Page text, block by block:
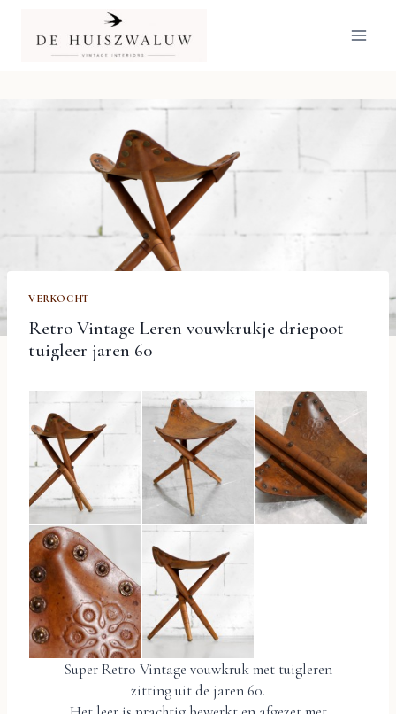
inhoud
VERKOCHT
Retro Vintage Leren vouwkrukje driepoot
tuigleer jaren 60
Super Retro Vintage vouwkruk met tuigleren
zitting uit de jaren 60.